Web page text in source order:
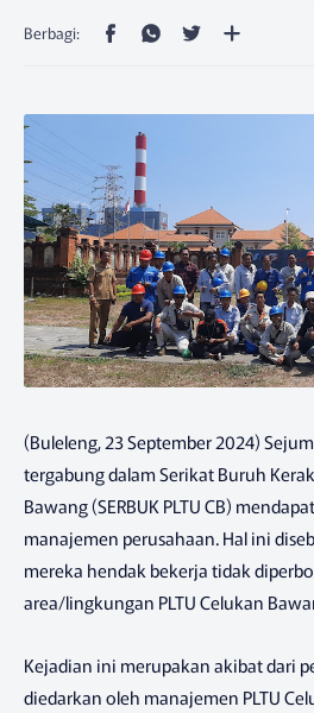
(Buleleng, 23 September 2024)
tergabung dalam Serikat Buruh
Bawang (SERBUK PLTU CB)
manajemen perusahaan. Hal ini
mereka hendak bekerja tidak
area/lingkungan PLTU Celukan
Kejadian ini merupakan akibat dari
diedarkan oleh manajemen PLTU